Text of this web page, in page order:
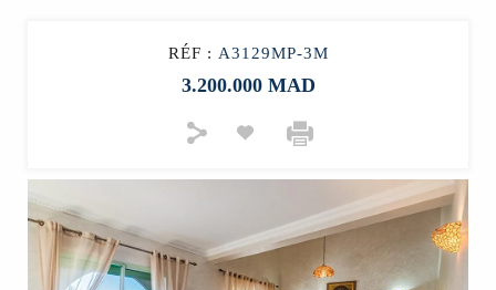
RÉF : A3129MP-3M
3.200.000 MAD